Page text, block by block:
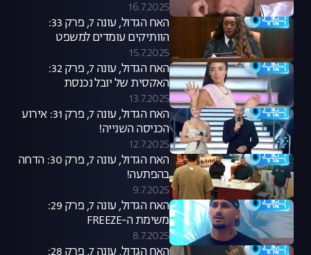
16.7.2025
האח הגדול, עונה 7, פרק 33:
הוותיקים עומדים למשפט
15.7.2025
האח הגדול, עונה 7, פרק 32:
האקסית של יובל נכנסת
13.7.2025
האח הגדול, עונה 7, פרק 31: אירוע
הכניסה השנייה!
12.7.2025
האח הגדול, עונה 7, פרק 30: הדחה
בהפתעה!
9.7.2025
האח הגדול, עונה 7, פרק 29:
משימת ה-FREEZE
8.7.2025